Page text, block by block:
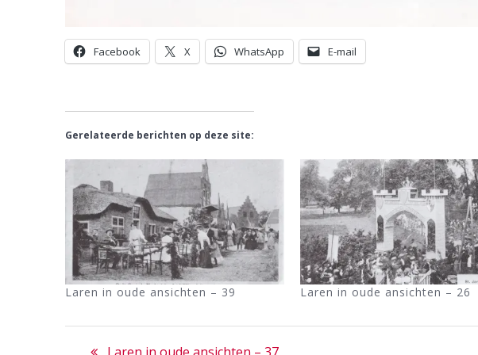
Facebook X WhatsApp E-mail
Gerelateerde berichten op deze site:
Laren in oude ansichten – 39 Laren in oude ansichten – 26
Bericht
Previous